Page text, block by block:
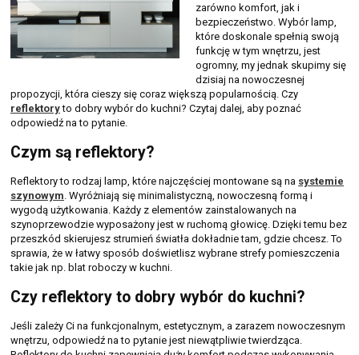
zarówno komfort, jak i
bezpieczeństwo. Wybór lamp,
które doskonale spełnią swoją
funkcję w tym wnętrzu, jest
ogromny, my jednak skupimy się
dzisiaj na nowoczesnej
propozycji, która cieszy się coraz większą popularnością. Czy
reflektoryto dobry wybór do kuchni? Czytaj dalej, aby poznać
odpowiedź na to pytanie.
Czym są reflektory?
Reflektory to rodzaj lamp, które najczęściej montowane są na systemie
szynowym. Wyróżniają się minimalistyczną, nowoczesną formą i
wygodą użytkowania. Każdy z elementów zainstalowanych na
szynoprzewodzie wyposażony jest w ruchomą głowicę. Dzięki temu bez
przeszkód skierujesz strumień światła dokładnie tam, gdzie chcesz. To
sprawia, że w łatwy sposób doświetlisz wybrane strefy pomieszczenia
takie jak np. blat roboczy w kuchni.
Czy reflektory to dobry wybór do kuchni?
Jeśli zależy Ci na funkcjonalnym, estetycznym, a zarazem nowoczesnym
wnętrzu, odpowiedź na to pytanie jest niewątpliwie twierdząca.